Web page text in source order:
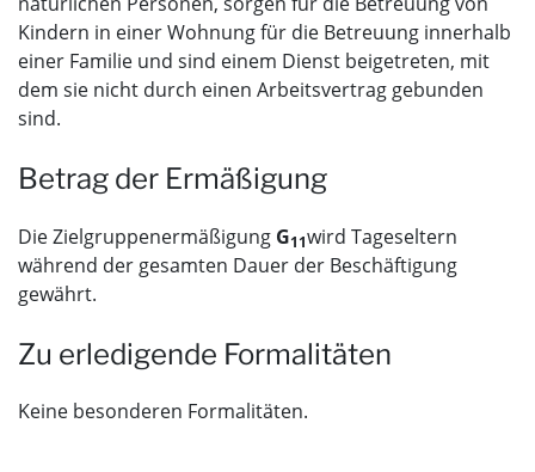
Kindern in einer Wohnung für die Betreuung innerhalb
einer Familie und sind einem Dienst beigetreten, mit
dem sie nicht durch einen Arbeitsvertrag gebunden
sind.
Betrag der Ermäßigung
Die Zielgruppenermäßigung G11wird Tageseltern
während der gesamten Dauer der Beschäftigung
gewährt.
Zu erledigende Formalitäten
Keine besonderen Formalitäten.